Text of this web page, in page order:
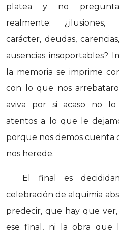
platea y no
realmente: ¿ilusiones,
carácter, deudas,
ausencias insoportables?
la memoria se imprime
con lo que nos
aviva por si acaso no lo
atentos a lo que le
porque nos demos cuenta
nos herede.
El final es
celebración de alquimia
predecir, que hay que
ese final, ni la obra que